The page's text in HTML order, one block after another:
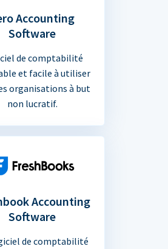
Accounting
Software
de comptabilité
et facile à utiliser
organisations à but
non lucratif.
Accounting
Software
de comptabilité